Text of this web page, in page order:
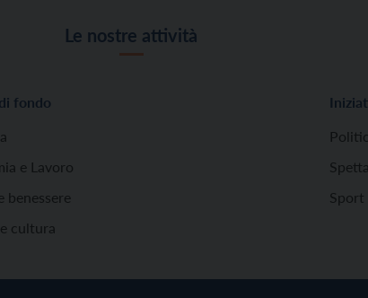
Le nostre attività
fondo
e Lavoro
benessere
cultura
Sport